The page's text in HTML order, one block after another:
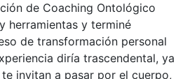
de Coaching Ontológico
herramientas y terminé
de transformación personal
diría trascendental, ya
invitan a pasar por el cuerpo,